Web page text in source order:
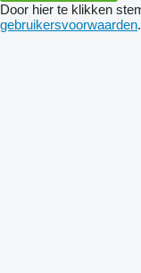
Door hier te klikken
gebruikersvoorwaarden.